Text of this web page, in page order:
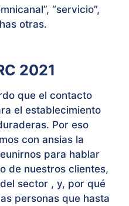
“servicio”,
otras.
2021
que el contacto
el establecimiento
Por eso
con ansias la
para hablar
de nuestros clientes,
sector , y, por qué
personas que hasta